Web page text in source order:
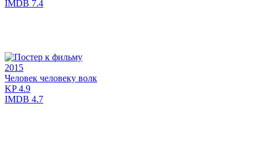
IMDB 7.4
2015
Человек человеку волк
KP4.9
IMDB 4.7